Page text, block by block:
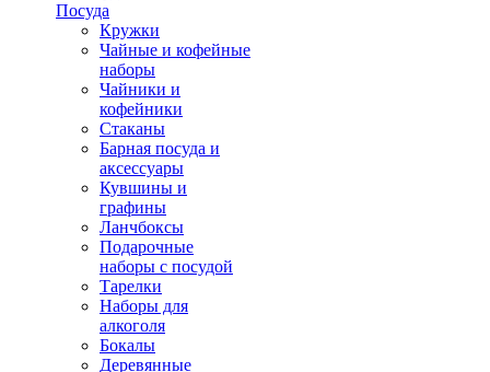
Посуда
Кружки
Чайные и кофейные
наборы
Чайники и
кофейники
Стаканы
Барная посуда и
аксессуары
Кувшины и
графины
Ланчбоксы
Подарочные
наборы с посудой
Тарелки
Наборы для
алкоголя
Бокалы
Деревянные